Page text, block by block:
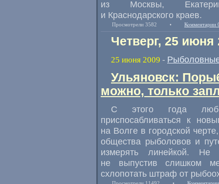
из Москвы,
и Краснодарского краев.
Просмотрели 3582 • Комментарии
Четверг, 25 июня
25 июня 2009 -
Ульяновск:
можно, только
С этого года
приспосабливаться к
на Волге в городской
общества рыболовов и
измерять линейкой.
не выпустив слишком
схлопотать штраф от